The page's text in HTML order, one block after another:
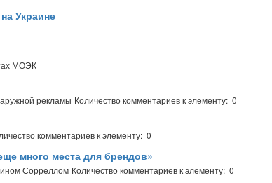
Украине
МОЭК
рекламы Количество комментариев к элементу: 0
комментариев к элементу: 0
много места для брендов»
Сорреллом Количество комментариев к элементу: 0